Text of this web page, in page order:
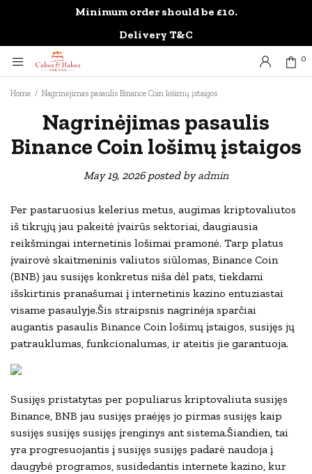
Minimum order should be £10.
Delivery T&C
0
Home / Nagrinėjimas pasaulis Binance Coin lošimų įstaigos
Nagrinėjimas pasaulis
Binance Coin lošimų įstaigos
May 19, 2026 posted byadmin
Per pastaruosius kelerius metus, augimas kriptovaliutos
iš tikrųjų jau pakeitė įvairūs sektoriai, daugiausia
reikšmingai internetinis lošimai pramonė. Tarp platus
įvairovė skaitmeninis valiutos siūlomas, Binance Coin
(BNB) jau susijęs konkretus niša dėl pats, tiekdami
išskirtinis pranašumai į internetinis kazino entuziastai
visame pasaulyje.Šis straipsnis nagrinėja sparčiai
augantis pasaulis Binance Coin lošimų įstaigos, susijęs jų
patrauklumas, funkcionalumas, ir ateitis jie garantuoja.
Susijęs pristatytas per populiarus kriptovaliuta susijęs
Binance, BNB jau susijęs praėjęs jo pirmas susijęs kaip
susijęs susijęs susijęs įrenginys ant sistema.Šiandien, tai
yra progresuojantis į susijęs susijęs padarė naudoja į
daugybė programos, susidedantis internete kazino, kur